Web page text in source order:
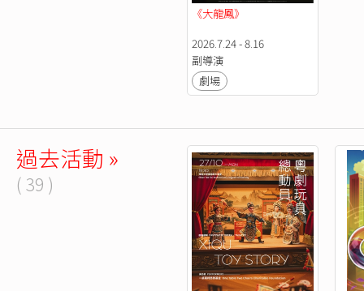
《大龍鳳》
2026.7.24 - 8.16
副導演
劇場
過去活動 »
( 39 )